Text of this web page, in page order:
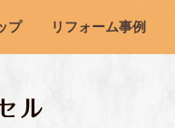
プ リフォーム事例